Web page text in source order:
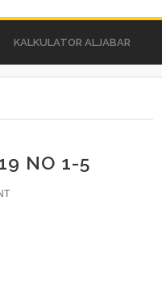
KALKULATOR ALJABAR
NO 1-5